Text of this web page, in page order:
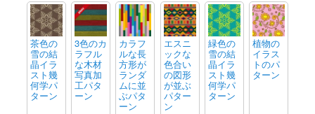
茶色の
雪の結
晶イラ
スト幾
何学パ
ターン
3色のカ
ラフル
な木材
写真加
工パタ
ーン
カラフ
ルな長
方形が
ランダ
ムに並
ぶパタ
ーン
エスニ
ックな
色合い
の図形
が並ぶ
パター
ン
緑色の
雪の結
晶イラ
スト幾
何学パ
ターン
植物の
イラス
トのパ
ターン